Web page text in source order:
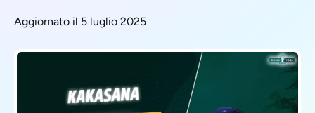
Aggiornato il 5 luglio 2025